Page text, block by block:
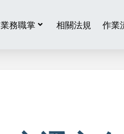
業務職掌 相關法規 作業